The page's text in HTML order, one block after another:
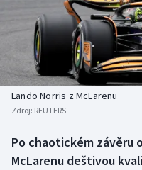
Baseball a softbal
Basketbal
Biatlon
Box
Soutěže
Historické návraty
Aplikace ČT sport
Lando Norris z McLarenu
Zdroj: REUTERS
Po chaotickém závěru
McLarenu deštivou